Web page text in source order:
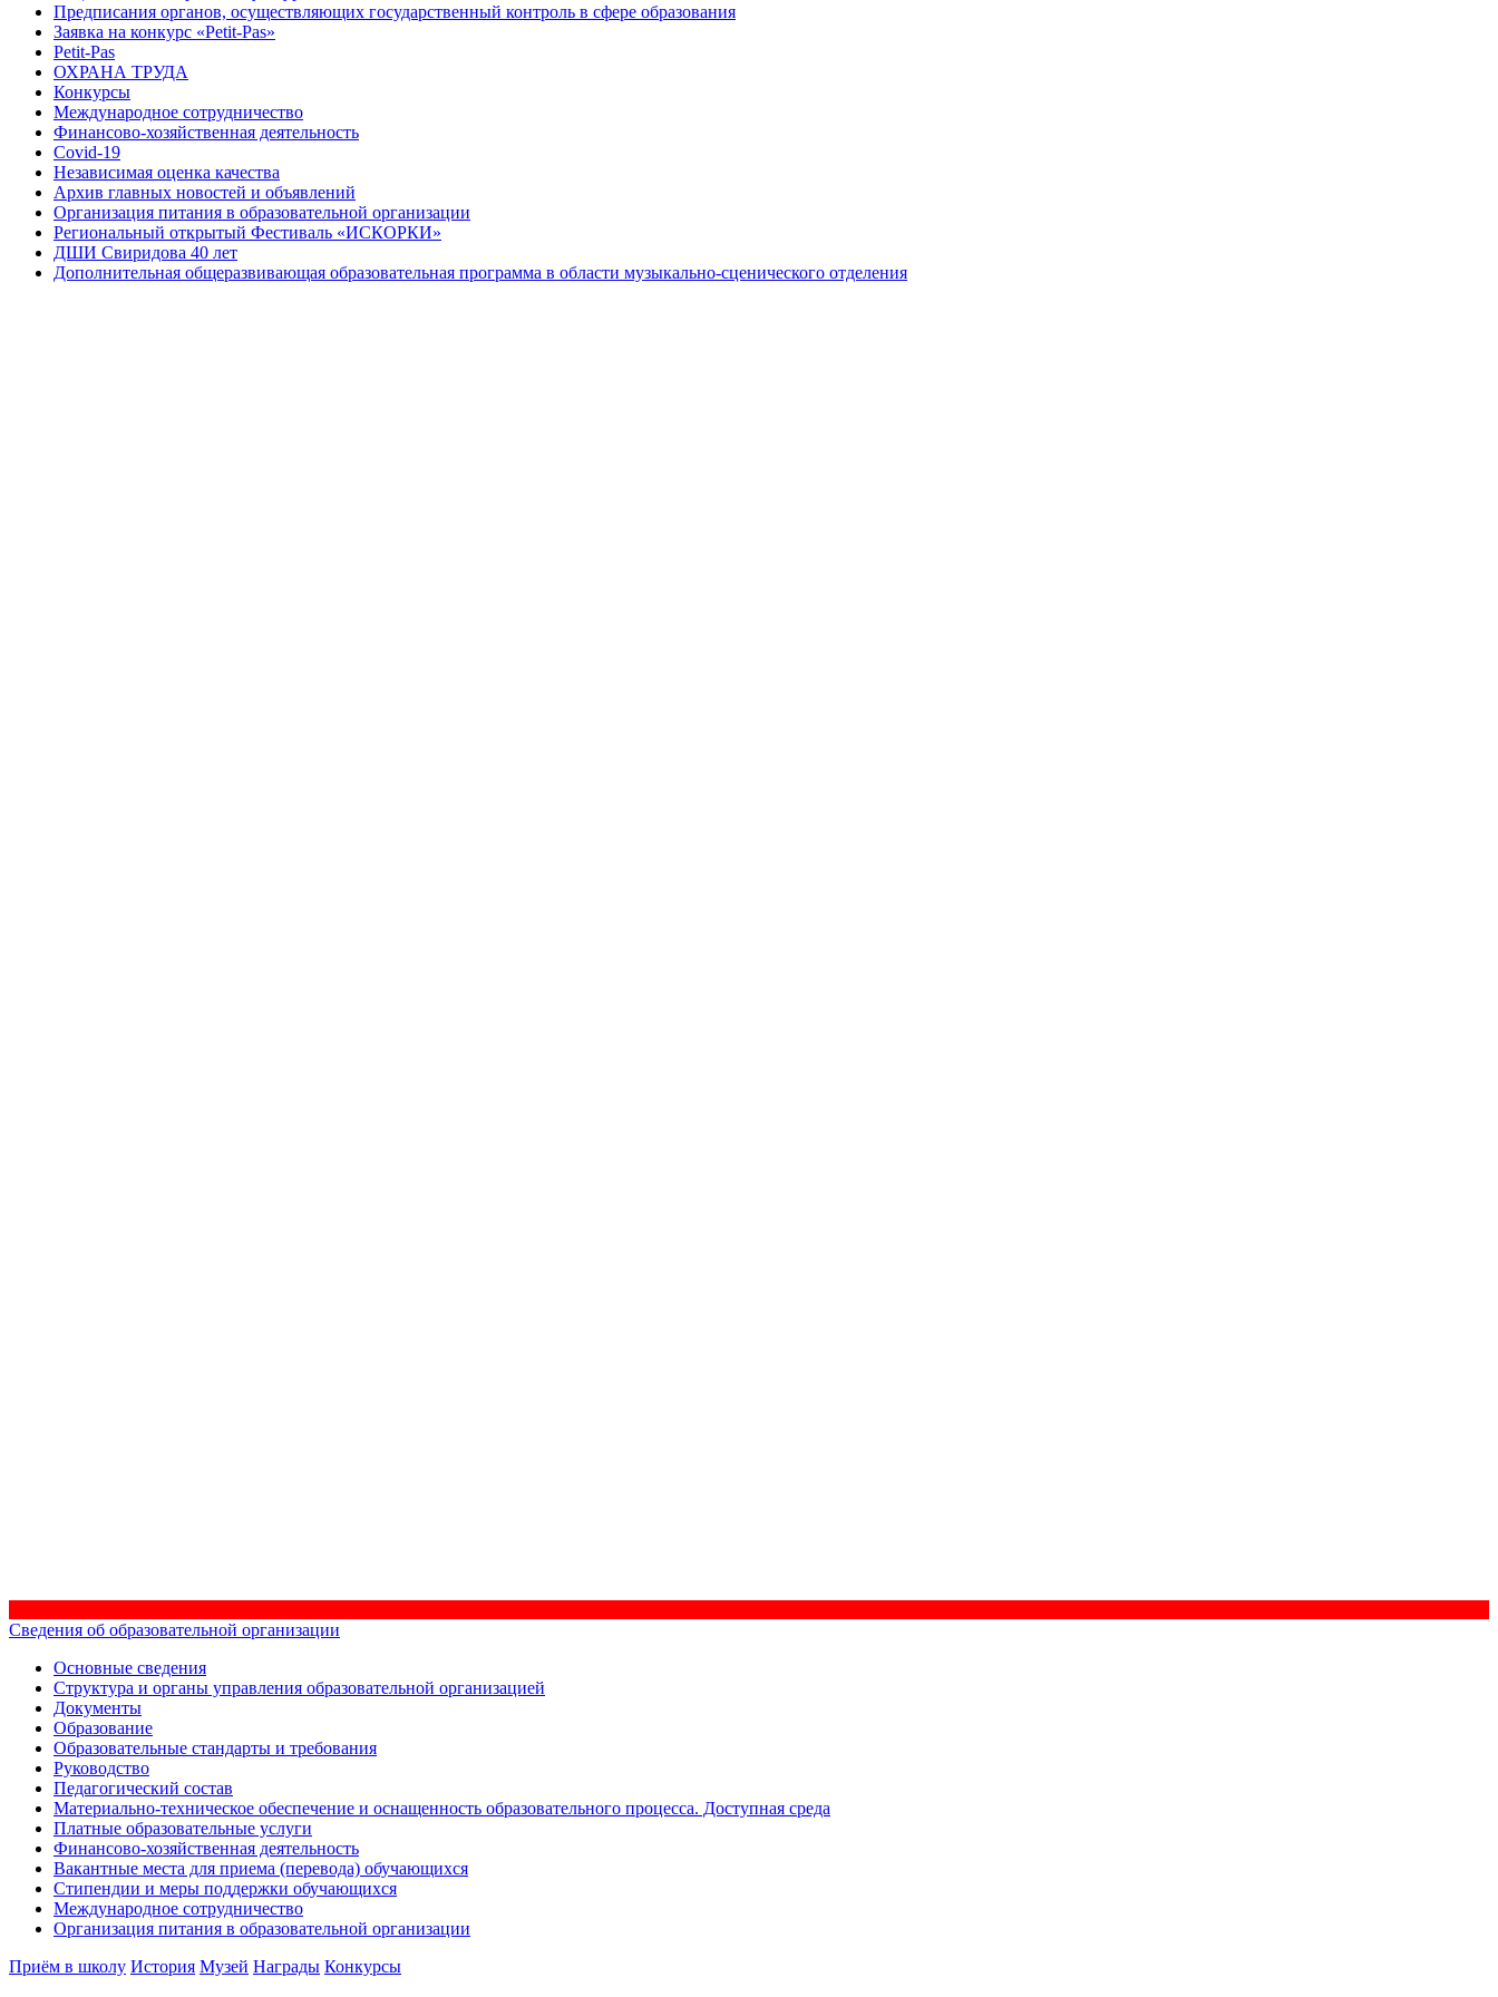
Предписания органов, осуществляющих государственный контроль в сфере образования
Заявка на конкурс «Petit-Pas»
Petit-Pas
ОХРАНА ТРУДА
Конкурсы
Международное сотрудничество
Финансово-хозяйственная деятельность
Covid-19
Независимая оценка качества
Архив главных новостей и объявлений
Организация питания в образовательной организации
Региональный открытый Фестиваль «ИСКОРКИ»
ДШИ Свиридова 40 лет
Дополнительная общеразвивающая образовательная программа в области музыкально-сценического отделения
Сведения об образовательной организации
Основные сведения
Структура и органы управления образовательной организацией
Документы
Образование
Образовательные стандарты и требования
Руководство
Педагогический состав
Материально-техническое обеспечение и оснащенность образовательного процесса. Доступная среда
Платные образовательные услуги
Финансово-хозяйственная деятельность
Вакантные места для приема (перевода) обучающихся
Стипендии и меры поддержки обучающихся
Международное сотрудничество
Организация питания в образовательной организации
Приём в школу История Музей Награды Конкурсы